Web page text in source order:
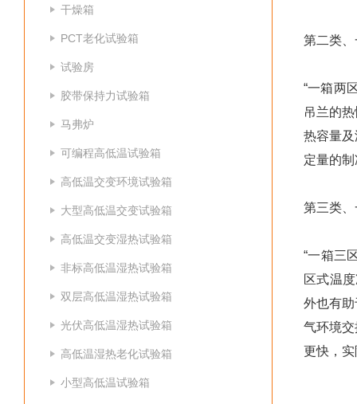
干燥箱
PCT老化试验箱
试验房
胶带保持力试验箱
马弗炉
可编程高低温试验箱
高低温交变环境试验箱
大型高低温交变试验箱
高低温交变湿热试验箱
非标高低温湿热试验箱
双层高低温湿热试验箱
光伏高低温湿热试验箱
高低温湿热老化试验箱
小型高低温试验箱
第二类
“一箱两
吊兰的
热容量
定量的
第三类
“一箱三
区式温
外也有
气环境
更快，